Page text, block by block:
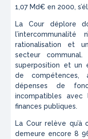
1,07 Md€ en 2000,
La Cour déplore
rationalisation et
secteur
superposition et un
de compétences,
dépenses de
incompatibles avec
finances publiques.
La Cour relève
demeure encore 8